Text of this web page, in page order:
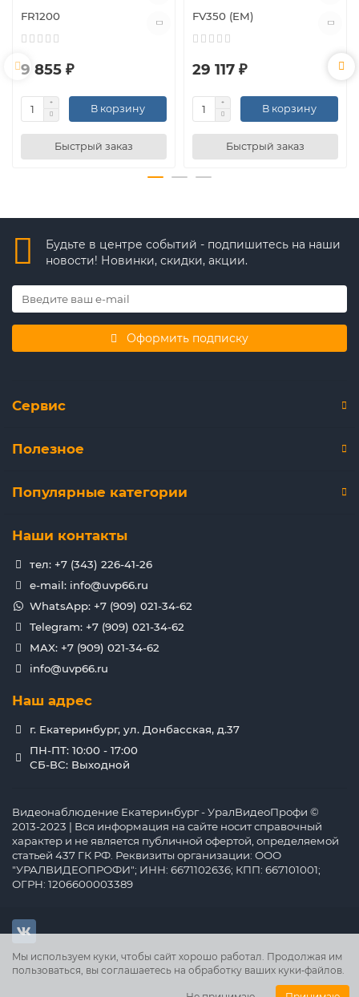
FR1200
9 855 ₽
В корзину
Быстрый заказ
FV350 (EM)
29 117 ₽
В корзину
Быстрый заказ
Мы используем куки, чтобы сайт хорошо работал. Продолжая им
пользоваться, вы соглашаетесь на обработку ваших куки‑файлов.
Будьте в центре событий - подпишитесь на наши
новости! Новинки, скидки, акции.
Оформить подписку
Сервис
Полезное
Популярные категории
Наши контакты
тел: +7 (343) 226-41-26
e-mail: info@uvp66.ru
WhatsApp: +7 (909) 021-34-62
Telegram: +7 (909) 021-34-62
MAX: +7 (909) 021-34-62
info@uvp66.ru
Наш адрес
г. Екатеринбург, ул. Донбасская, д.37
ПН-ПТ: 10:00 - 17:00
СБ-ВС: Выходной
Видеонаблюдение Екатеринбург - УралВидеоПрофи ©
2013-2023 | Вся информация на сайте носит справочный
характер и не является публичной офертой, определяемой
статьей 437 ГК РФ. Реквизиты организации: ООО
"УРАЛВИДЕОПРОФИ"; ИНН: 6671102636; КПП: 667101001;
ОГРН: 1206600003389